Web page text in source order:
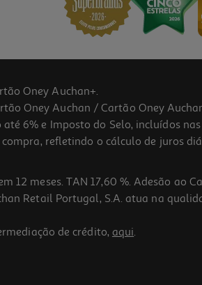
Oney Auchan+.
Oney Auchan / Cartão Oney
6% e Imposto do Selo, incluídos
refletindo o cálculo de juros
12 meses. TAN 17,60 %. Adesão
Retail Portugal, S.A. atua na
de crédito, aqui.